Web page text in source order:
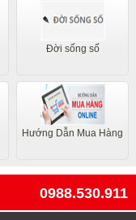
Đời sống số
Hướng Dẫn Mua Hàng
0988.530.911